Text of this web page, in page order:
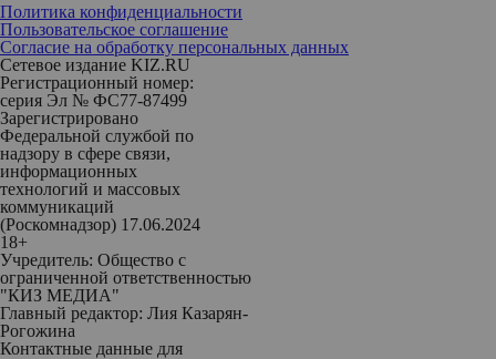
Политика конфиденциальности
Пользовательское соглашение
Согласие на обработку персональных данных
Сетевое издание KIZ.RU
Регистрационный номер:
серия Эл № ФС77-87499
Зарегистрировано
Федеральной службой по
надзору в сфере связи,
информационных
технологий и массовых
коммуникаций
(Роскомнадзор) 17.06.2024
18+
Учредитель: Общество с
ограниченной ответственностью
"КИЗ МЕДИА"
Главный редактор: Лия Казарян-
Рогожина
Контактные данные для